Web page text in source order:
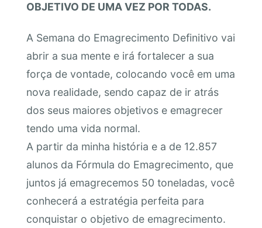
OBJETIVO DE UMA VEZ POR TODAS.
A Semana do Emagrecimento Definitivo vai
abrir a sua mente e irá fortalecer a sua
força de vontade, colocando você em uma
nova realidade, sendo capaz de ir atrás
dos seus maiores objetivos e emagrecer
tendo uma vida normal.
A partir da minha história e a de 12.857
alunos da Fórmula do Emagrecimento, que
juntos já emagrecemos 50 toneladas, você
conhecerá a estratégia perfeita para
conquistar o objetivo de emagrecimento.